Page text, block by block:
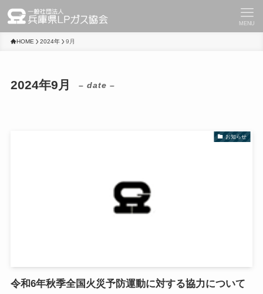
MENU
HOME 2024年 9月
2024年9月 – date –
お知らせ
令和6年秋季全国火災予防運動に対する協力について